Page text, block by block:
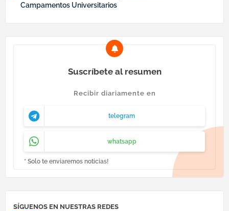
Campamentos Universitarios
Suscríbete al resumen
Recibir diariamente en
telegram
whatsapp
* Solo te enviaremos noticias!
SÍGUENOS EN NUESTRAS REDES